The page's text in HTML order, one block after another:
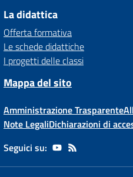
La didattica
Offerta formativa
Le schede didattiche
I progetti delle classi
Mappa del sito
Amministrazione Trasparente
Note LegaliDichiarazioni di
Seguici su: